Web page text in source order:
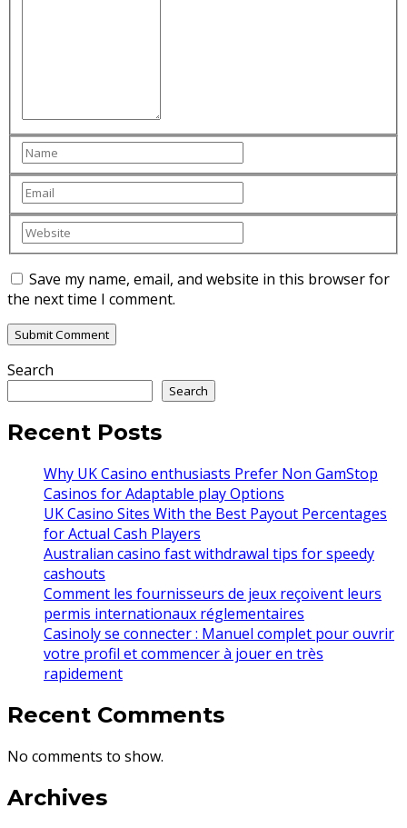
Save my name, email, and website in this browser for
the next time I comment.
Search
Search
Recent Posts
Why UK Casino enthusiasts Prefer Non GamStop
Casinos for Adaptable play Options
UK Casino Sites With the Best Payout Percentages
for Actual Cash Players
Australian casino fast withdrawal tips for speedy
cashouts
Comment les fournisseurs de jeux reçoivent leurs
permis internationaux réglementaires
Casinoly se connecter : Manuel complet pour ouvrir
votre profil et commencer à jouer en très
rapidement
Recent Comments
No comments to show.
Archives